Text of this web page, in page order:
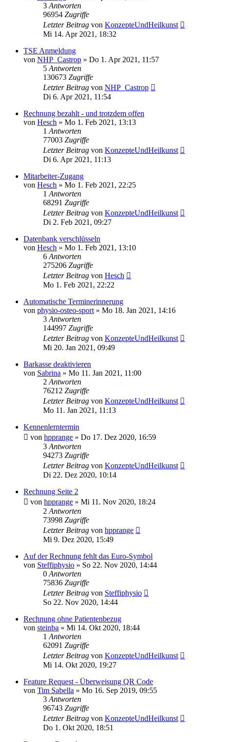
3 Antworten
96954 Zugriffe
Letzter Beitrag von KonzepteUndHeilkunst
Mi 14. Apr 2021, 18:32
TSE Anmeldung
von NHP_Castrop » Do 1. Apr 2021, 11:57
5 Antworten
130673 Zugriffe
Letzter Beitrag von NHP_Castrop
Di 6. Apr 2021, 11:54
Rechnung bezahlt - und trotzdem offen
von Hesch » Mo 1. Feb 2021, 13:13
1 Antworten
77003 Zugriffe
Letzter Beitrag von KonzepteUndHeilkunst
Di 6. Apr 2021, 11:13
Mitarbeiter-Zugang
von Hesch » Mo 1. Feb 2021, 22:25
1 Antworten
68291 Zugriffe
Letzter Beitrag von KonzepteUndHeilkunst
Di 2. Feb 2021, 09:27
Datenbank verschlüsseln
von Hesch » Mo 1. Feb 2021, 13:10
6 Antworten
275206 Zugriffe
Letzter Beitrag von Hesch
Mo 1. Feb 2021, 22:22
Automatische Terminerinnerung
von physio-osteo-sport » Mo 18. Jan 2021, 14:16
3 Antworten
144997 Zugriffe
Letzter Beitrag von KonzepteUndHeilkunst
Mi 20. Jan 2021, 09:49
Barkasse deaktivieren
von Sabrina » Mo 11. Jan 2021, 11:00
2 Antworten
76212 Zugriffe
Letzter Beitrag von KonzepteUndHeilkunst
Mo 11. Jan 2021, 11:13
Kennenlerntermin
von hpprange » Do 17. Dez 2020, 16:59
3 Antworten
94273 Zugriffe
Letzter Beitrag von KonzepteUndHeilkunst
Di 22. Dez 2020, 10:14
Rechnung Seite 2
von hpprange » Mi 11. Nov 2020, 18:24
2 Antworten
73998 Zugriffe
Letzter Beitrag von hpprange
Mi 9. Dez 2020, 15:49
Auf der Rechnung fehlt das Euro-Symbol
von Steffiphysio » So 22. Nov 2020, 14:44
0 Antworten
75836 Zugriffe
Letzter Beitrag von Steffiphysio
So 22. Nov 2020, 14:44
Rechnung ohne Patientenbezug
von steinba » Mi 14. Okt 2020, 18:44
1 Antworten
62091 Zugriffe
Letzter Beitrag von KonzepteUndHeilkunst
Mi 14. Okt 2020, 19:27
Feature Request - Überweisung QR Code
von Tim Sabella » Mo 16. Sep 2019, 09:55
3 Antworten
96743 Zugriffe
Letzter Beitrag von KonzepteUndHeilkunst
Do 1. Okt 2020, 18:51